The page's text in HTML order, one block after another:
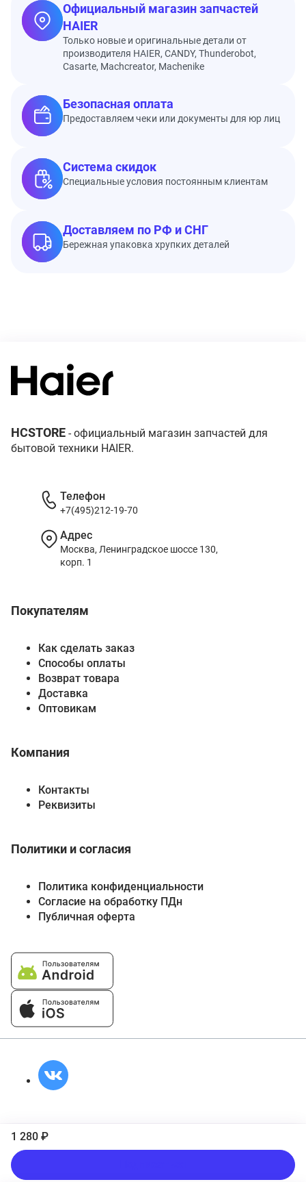
Официальный магазин запчастей
HAIER
Только новые и оригинальные детали от
производителя HAIER, CANDY, Thunderobot,
Casarte, Machcreator, Machenike
Безопасная оплата
Предоставляем чеки или документы для юр лиц
Система скидок
Специальные условия постоянным клиентам
Доставляем по РФ и СНГ
Бережная упаковка хрупких деталей
1 280 ₽
HCSTORE - официальный магазин запчастей для
бытовой техники HAIER.
Покупателям
Как сделать заказ
Способы оплаты
Возврат товара
Доставка
Оптовикам
Компания
Контакты
Реквизиты
Политики и согласия
Политика конфиденциальности
Согласие на обработку ПДн
Публичная оферта
Телефон
+7(495)212-19-70
Адрес
Москва, Ленинградское шоссе 130,
корп. 1